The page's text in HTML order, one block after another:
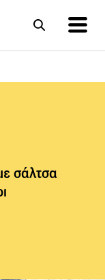
σάλτσα